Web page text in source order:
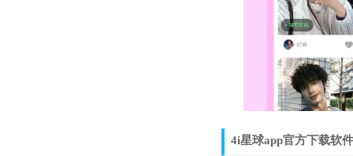
4i星球app官方下载软